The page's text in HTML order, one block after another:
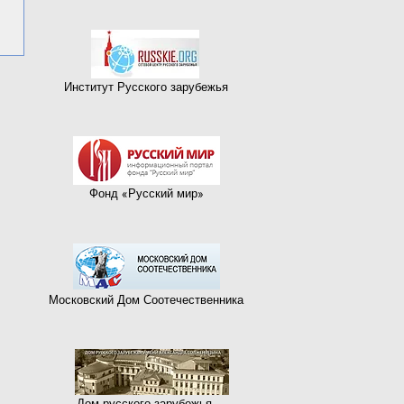
Институт Русского зарубежья
Фонд «Русский мир»
Московский Дом Соотечественника